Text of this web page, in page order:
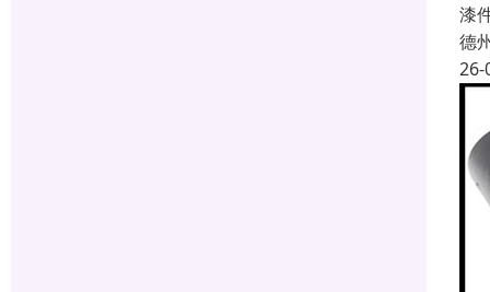
漆
德
26-